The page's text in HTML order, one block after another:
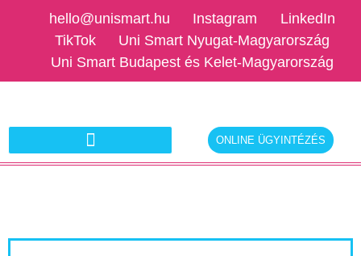
hello@unismart.hu Instagram
LinkedIn
TikTok
Uni Smart Nyugat-Magyarország
Uni Smart Budapest és Kelet-Magyarország
ONLINE ÜGYINTÉZÉS